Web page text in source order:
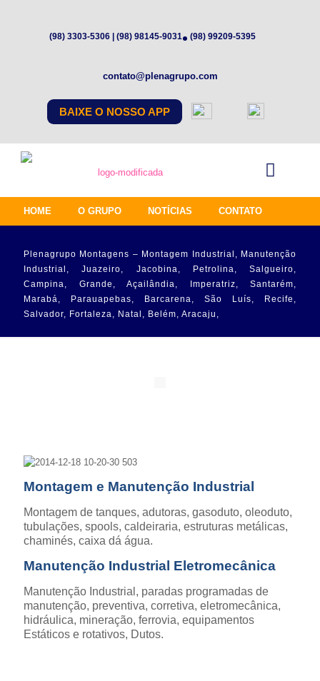
(98) 3303-5306 | (98) 98145-9031 (98) 99209-5395
contato@plenagrupo.com
BAIXE O NOSSO APP
HOME O GRUPO NOTÍCIAS CONTATO
Plenagrupo Montagens – Montagem Industrial, Manutenção
Industrial, Juazeiro, Jacobina, Petrolina, Salgueiro,
Campina, Grande, Açailândia, Imperatriz, Santarém,
Marabá, Parauapebas, Barcarena, São Luís, Recife,
Salvador, Fortaleza, Natal, Belém, Aracaju,
Montagem e Manutenção Industrial
Montagem de tanques, adutoras, gasoduto, oleoduto,
tubulações, spools, caldeiraria, estruturas metálicas,
chaminés, caixa dá água.
Manutenção Industrial Eletromecânica
Manutenção Industrial, paradas programadas de
manutenção, preventiva, corretiva, eletromecânica,
hidráulica, mineração, ferrovia, equipamentos
Estáticos e rotativos, Dutos.